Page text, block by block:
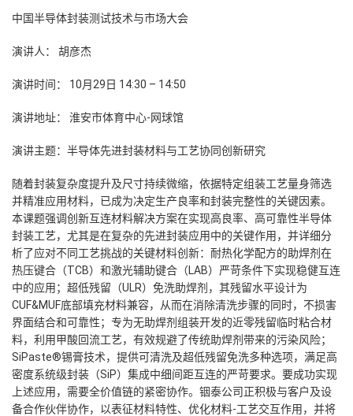
中国半导体封装测试技术与市场大会
演讲人： 胡彦杰
演讲时间： 10月29日 14:30 – 14:50
演讲地址： 淮安市体育中心-网球馆
演讲主题：半导体先进封装材料与工艺协同创新研究
随着封装复杂度提升及尺寸持续微缩，依据特定组装工艺量身筛选
并精准应用材料，已成为决定生产良率和封装完整性的关键因素。
本课题强调创新互连材料解决方案在实现高良率、高可靠性半导体
封装工艺，尤其是在复杂的先进封装应用中的关键作用，并详细分
析了应对不同工艺挑战的关键材料创新：耐热化学配方的助焊剂在
热压键合（TCB）和激光辅助键合（LAB）严苛条件下实现稳健互连
中的应用；超低残留（ULR）免洗助焊剂，其残留水平设计为
CUF&MUF底部填充材料兼容，从而在消除清洗步骤的同时，不损害
界面结合和可靠性；专为无助焊剂组装开发的近零残留临时粘合材
料，利用甲酸回流工艺，有效规避了传统助焊剂带来的污染风险；
SiPaste®锡膏技术，提供可清洗及超低残留免洗多种选项，满足高
密度系统级封装（SiP）集成中细间距互连的严苛要求。要成功实现
上述应用，需要全价值链的紧密协作。铟泰公司正积极与客户及设
备合作伙伴协作，以表征材料特性、优化材料-工艺交互作用，并将